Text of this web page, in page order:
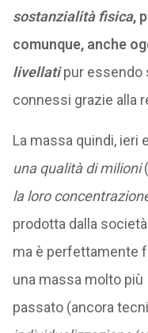
sostanzialità fisica,
comunque, anche
livellati pur essendo
connessi grazie alla
La massa quindi, ieri
una qualità di milioni
la loro
prodotta dalla
ma è perfettamente
una massa molto più
passato (ancora